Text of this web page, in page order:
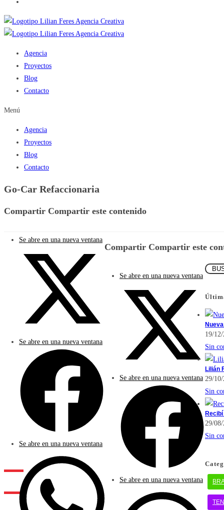
Agencia
Proyectos
Blog
Contacto
Menú
Agencia
Proyectos
Blog
Contacto
Go-Car Refaccionaria
Compartir Compartir este contenido
Se abre en una nueva ventana
Se abre en una nueva ventana
Se abre en una nueva ventana
Compartir Compartir este
Se abre en una nueva ventana
Se abre en una nueva ventana
Se abre en una nueva ventana
19/
Sin
Lilián
29/
Sin
29/
Sin